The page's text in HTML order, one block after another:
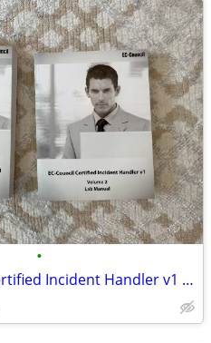
•
EC-Council CIH Certified Incident Handler v1 - Courseware and Labs